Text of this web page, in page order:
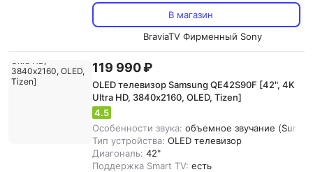
В магазин
BraviaTV Фирменный Sony
119 990 ₽
OLED телевизор Samsung QE42S90F [42", 4K
Ultra HD, 3840х2160, OLED, Tizen]
4.5
Особенности звука: объемное звучание
Тип устройства: OLED телевизор
Диагональ: 42"
Поддержка Smart TV: есть